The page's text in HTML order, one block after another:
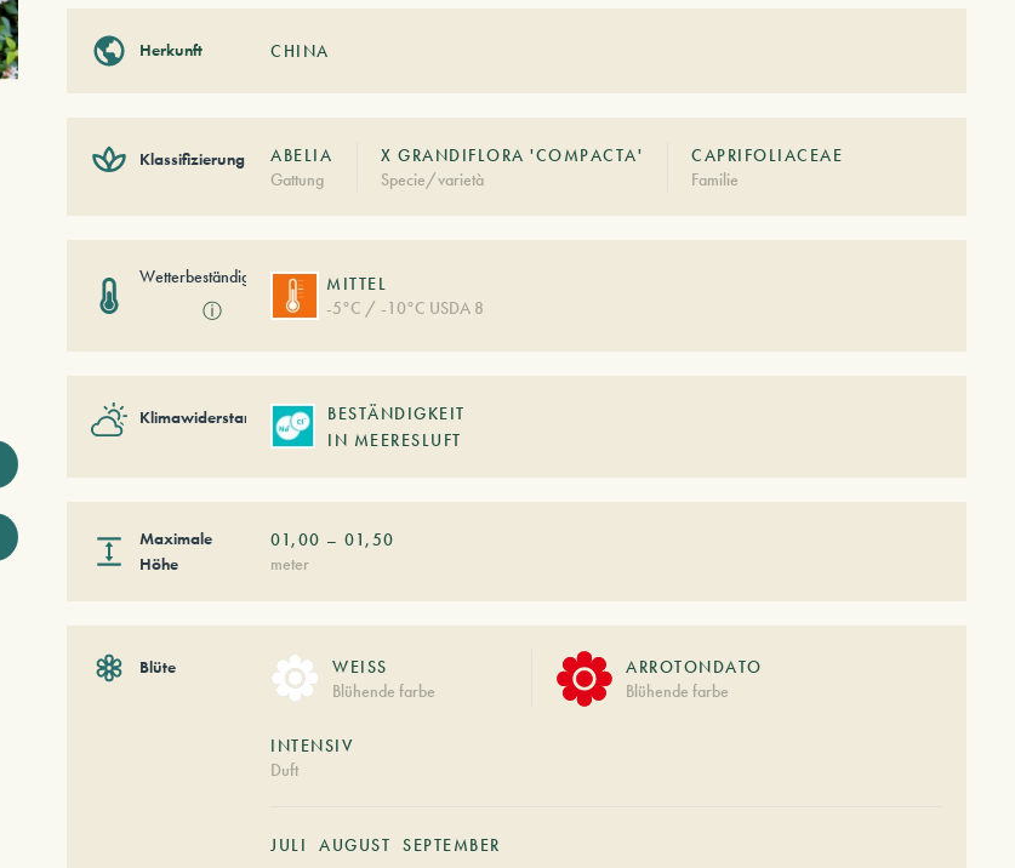
Herkunft CHINA
Klassifizierung
ABELIA
Gattung
X GRANDIFLORA 'COMPACTA'
Specie/varietà
CAPRIFOLIACEAE
Familie
Wetterbeständigkeit
ⓘ
MITTEL
-5°C / -10°C USDA 8
Klimawiderstand
BESTÄNDIGKEIT
IN MEERESLUFT
Maximale
Höhe
01,00 –01,50
meter
Blüte
WEISS
Blühende farbe
ARROTONDATO
Blühende farbe
INTENSIV
Duft
JULI AUGUST
SEPTEMBER